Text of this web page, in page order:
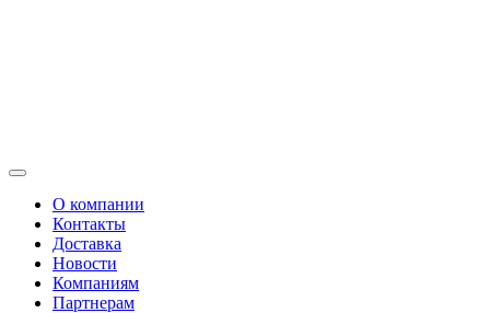
О компании
Контакты
Доставка
Новости
Компаниям
Партнерам